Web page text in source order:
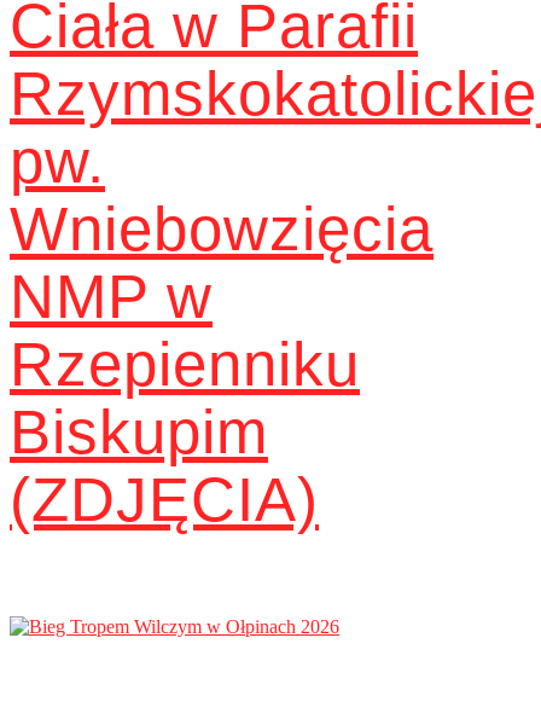
Ciała w Parafii
pw.
Wniebowzięcia
NMP w
Rzepienniku
Biskupim
(ZDJĘCIA)